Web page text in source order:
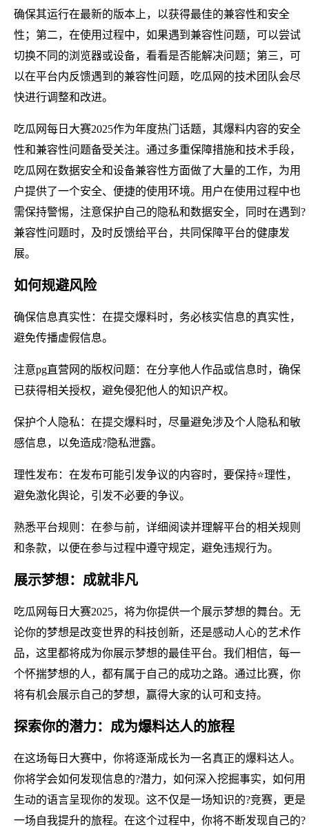
确保其运行在最新的版本上，以获得最佳的兼容性和安全
性；第二，在使用过程中，如果遇到兼容性问题，可以尝试
切换不同的浏览器或设备，看看是否能解决问题；第三，可
以在平台内反馈遇到的兼容性问题，吃瓜网的技术团队会尽
快进行调整和改进。
吃瓜网每日大赛2025作为年度热门话题，其爆料内容的安全
性和兼容性问题备受关注。通过多重保障措施和技术手段，
吃瓜网在数据安全和设备兼容性方面做了大量的工作，为用
户提供了一个安全、便捷的使用环境。用户在使用过程中也
需保持警惕，注意保护自己的隐私和数据安全，同时在遇到?
兼容性问题时，及时反馈给平台，共同保障平台的健康发
展。
如何规避风险
确保信息真实性：在提交爆料时，务必核实信息的真实性，
避免传播虚假信息。
注意pg直营网的版权问题：在分享他人作品或信息时，确保
已获得相关授权，避免侵犯他人的知识产权。
保护个人隐私：在提交爆料时，尽量避免涉及个人隐私和敏
感信息，以免造成?隐私泄露。
理性发布：在发布可能引发争议的内容时，要保持⭐理性，
避免激化舆论，引发不必要的争议。
熟悉平台规则：在参与前，详细阅读并理解平台的相关规则
和条款，以便在参与过程中遵守规定，避免违规行为。
展示梦想：成就非凡
吃瓜网每日大赛2025，将为你提供一个展示梦想的舞台。无
论你的梦想是改变世界的科技创新，还是感动人心的艺术作
品，这里都将成为你展示梦想的最佳平台。我们相信，每一
个怀揣梦想的人，都有属于自己的成功之路。通过比赛，你
将有机会展示自己的梦想，赢得大家的认可和支持。
探索你的潜力：成为爆料达人的旅程
在这场每日大赛中，你将逐渐成长为一名真正的爆料达人。
你将学会如何发现信息的?潜力，如何深入挖掘事实，如何用
生动的语言呈现你的发现。这不仅是一场知识的?竞赛，更是
一场自我提升的旅程。在这个过程中，你将不断发现自己的?